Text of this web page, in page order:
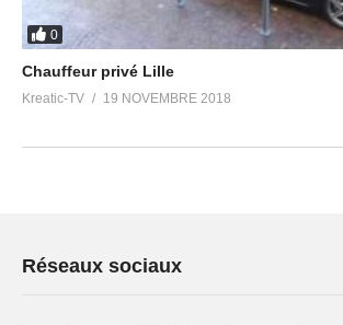
0
Chauffeur privé Lille
Kreatic-TV 19 NOVEMBRE 2018
Réseaux sociaux